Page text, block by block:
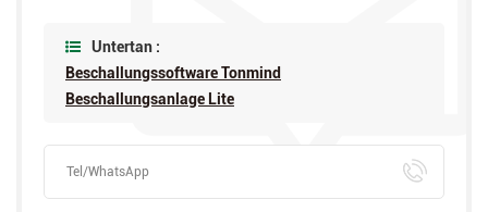
Untertan :
Beschallungssoftware Tonmind
Beschallungsanlage Lite